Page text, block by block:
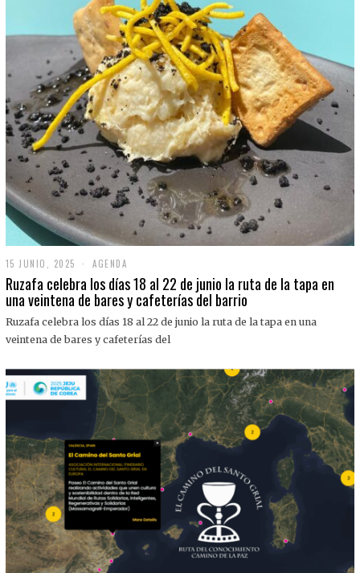
15 JUNIO, 2025
J
U
I
O
0
2
5
AGENDA
Ruzafa celebra los días 18 al 22 de junio la ruta de la tapa en
una veintena de bares y cafeterías del barrio
Ruzafa celebra los días 18 al 22 de junio la ruta de la tapa en una
veintena de bares y cafeterías del